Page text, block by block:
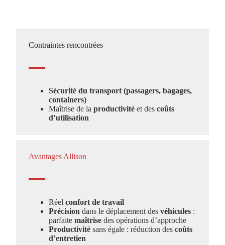
Contraintes rencontrées
Sécurité du transport (passagers, bagages,
containers)
Maîtrise de la productivitéet des coûts
d’utilisation
Avantages Allison
Réel confort de travail
Précision dans le déplacement des véhicules:
parfaite maîtrisedes opérations d’approche
Productivitésans égale : réduction des coûts
d’entretien